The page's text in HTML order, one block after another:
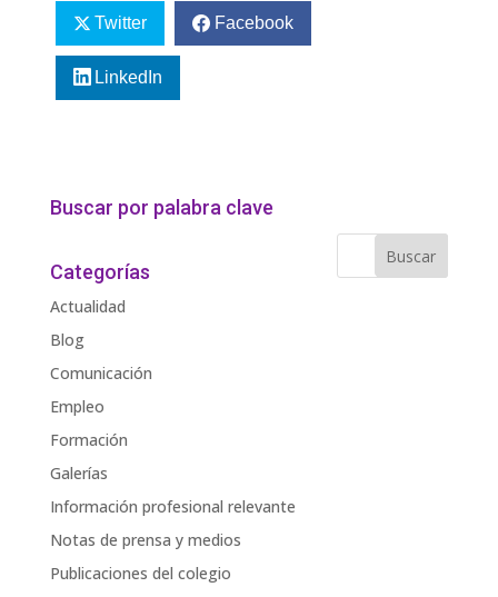
Twitter Facebook
LinkedIn
Buscar por palabra clave
Categorías
Actualidad
Blog
Comunicación
Empleo
Formación
Galerías
Información profesional relevante
Notas de prensa y medios
Publicaciones del colegio